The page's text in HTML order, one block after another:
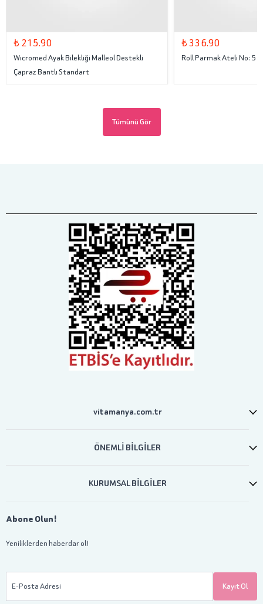
₺ 215.90
Wicromed Ayak Bilekliği Malleol Destekli
Çapraz Bantlı Standart
₺ 336.90
Roll Parmak Ateli No: 5
Tümünü Gör
vitamanya.com.tr
ÖNEMLİ BİLGİLER
KURUMSAL BİLGİLER
Abone Olun!
Yeniliklerden haberdar ol!
E-Posta Adresi Kayıt Ol